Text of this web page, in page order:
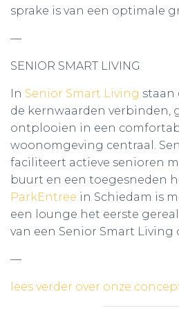
sprake is van een optimale
—
SENIOR SMART LIVING
In Senior Smart Living staan
de kernwaarden verbinden,
ontplooien in een
woonomgeving centraal.
faciliteert actieve senioren
buurt en een toegesneden
ParkEntree in Schiedam is
een lounge het eerste
van een Senior Smart Living
—
lees verder over onze